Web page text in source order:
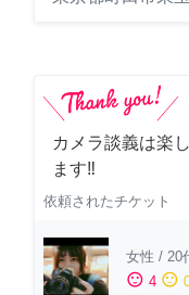
カメラ談義は楽
ます‼️
依頼されたチケット
女性 / 20
sentiment_satisfied 4 sentiment_neutral